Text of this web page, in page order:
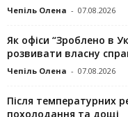
Чепіль Олена - 07.08.2026
Як офіси “Зроблено в
розвивати власну
Чепіль Олена - 07.08.2026
Після температурних
похолодання та дощі